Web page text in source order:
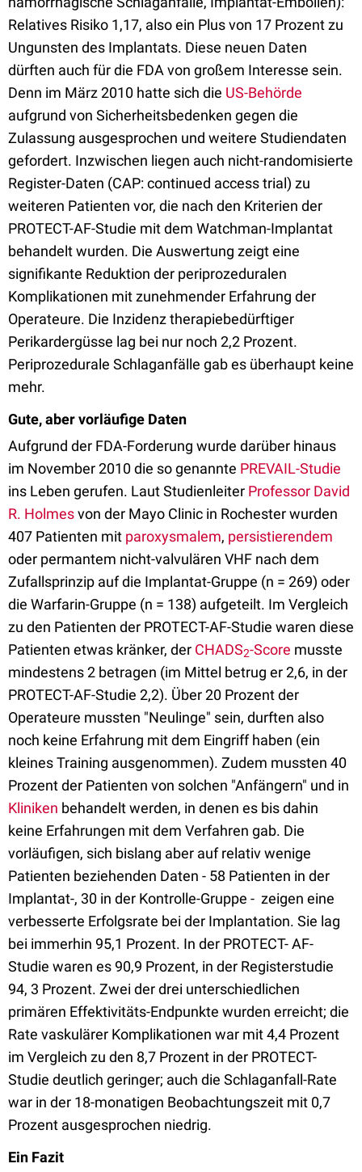
Relatives Risiko 1,17, also ein Plus von 17 Prozent zu
Ungunsten des Implantats. Diese neuen Daten
dürften auch für die FDA von großem Interesse sein.
Denn im März 2010 hatte sich die US-Behörde
aufgrund von Sicherheitsbedenken gegen die
Zulassung ausgesprochen und weitere Studiendaten
gefordert. Inzwischen liegen auch nicht-randomisierte
Register-Daten (CAP: continued access trial) zu
weiteren Patienten vor, die nach den Kriterien der
PROTECT-AF-Studie mit dem Watchman-Implantat
behandelt wurden. Die Auswertung zeigt eine
signifikante Reduktion der periprozeduralen
Komplikationen mit zunehmender Erfahrung der
Operateure. Die Inzidenz therapiebedürftiger
Perikardergüsse lag bei nur noch 2,2 Prozent.
Periprozedurale Schlaganfälle gab es überhaupt keine
mehr.
Gute, aber vorläufige Daten
Aufgrund der FDA-Forderung wurde darüber hinaus
im November 2010 die so genannte PREVAIL-Studie
ins Leben gerufen. Laut Studienleiter Professor David
R. Holmesvon der Mayo Clinic in Rochester wurden
407 Patienten mit paroxysmalem, persistierendem
oder permantem nicht-valvulären VHF nach dem
Zufallsprinzip auf die Implantat-Gruppe (n = 269) oder
die Warfarin-Gruppe (n = 138) aufgeteilt. Im Vergleich
zu den Patienten der PROTECT-AF-Studie waren diese
Patienten etwas kränker, der CHADS2-Score musste
mindestens 2 betragen (im Mittel betrug er 2,6, in der
PROTECT-AF-Studie 2,2). Über 20 Prozent der
Operateure mussten "Neulinge" sein, durften also
noch keine Erfahrung mit dem Eingriff haben (ein
kleines Training ausgenommen). Zudem mussten 40
Prozent der Patienten von solchen "Anfängern" und in
Kliniken behandelt werden, in denen es bis dahin
keine Erfahrungen mit dem Verfahren gab. Die
vorläufigen, sich bislang aber auf relativ wenige
Patienten beziehenden Daten - 58 Patienten in der
Implantat-, 30 in der Kontrolle-Gruppe - zeigen eine
verbesserte Erfolgsrate bei der Implantation. Sie lag
bei immerhin 95,1 Prozent. In der PROTECT- AF-
Studie waren es 90,9 Prozent, in der Registerstudie
94, 3 Prozent. Zwei der drei unterschiedlichen
primären Effektivitäts-Endpunkte wurden erreicht; die
Rate vaskulärer Komplikationen war mit 4,4 Prozent
im Vergleich zu den 8,7 Prozent in der PROTECT-
Studie deutlich geringer; auch die Schlaganfall-Rate
war in der 18-monatigen Beobachtungszeit mit 0,7
Prozent ausgesprochen niedrig.
Ein Fazit